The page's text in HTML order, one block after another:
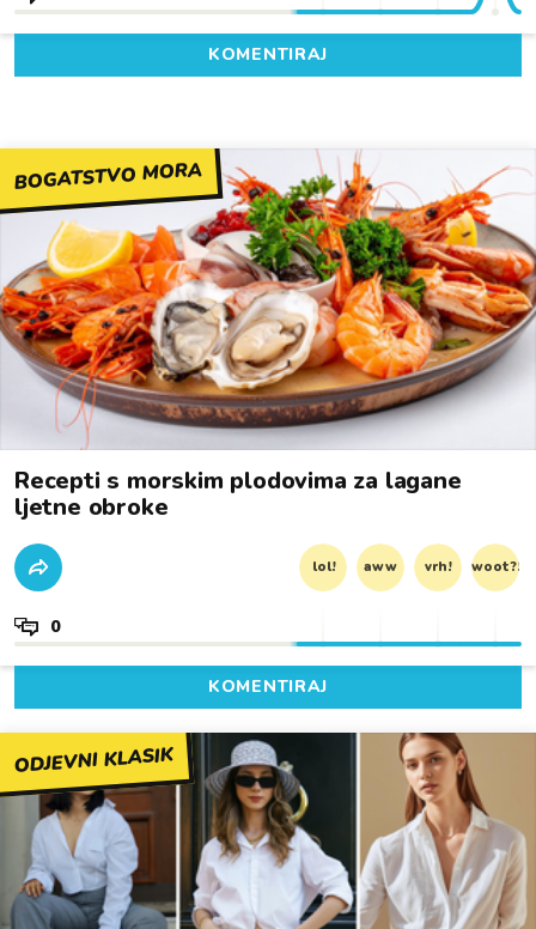
KOMENTIRAJ
BOGATSTVO MORA
Recepti s morskim plodovima za lagane
ljetne obroke
lol! aww vrh! woot?!
0
KOMENTIRAJ
ODJEVNI KLASIK